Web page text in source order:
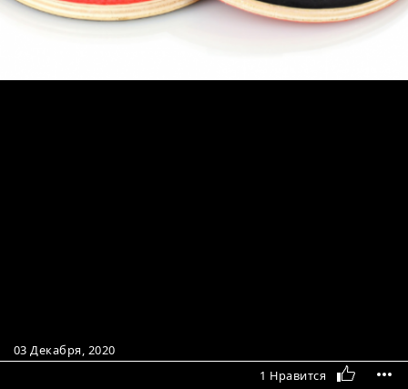
03 Декабря, 2020
1 Нравится